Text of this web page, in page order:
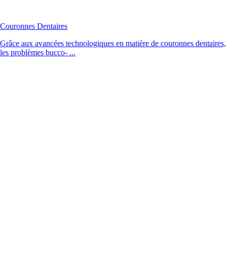
Couronnes Dentaires
Grâce aux avancées technologiques en matière de couronnes dentaires,
les problèmes bucco- ...